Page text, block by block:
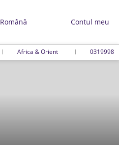
Română Contul meu
Africa & Orient 0319998